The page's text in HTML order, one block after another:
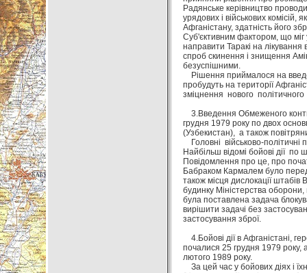
Радянське керівництво
урядових і військових комісій,
Афганістану, здатність його
Суб'єктивним фактором, що міг
направити Таракі на
спроб скинення і знищення
безуспішними.
Рішення приймалося на
пробудуть на території
зміцнення нового
3.Введення Обмеженого
грудня 1979 року по двох
(Узбекистан), а також
Головні військово-політичні
Найбільш відомі бойові дії
Повідомлення про це, про
Бабраком Кармалем було
також місця дислокації штабів
будинку Міністерства оборони,
була поставлена задача
вирішити задачі без
застосування зброї.
4.Бойові дії в Афганістані,
почалися 25 грудня 1979 року,
лютого 1989 року.
За цей час у бойових діях і